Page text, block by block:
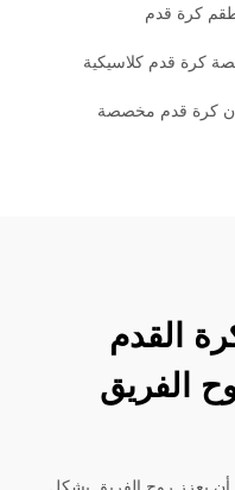
كرة قدم
كرة قدم كلاسيكية
كرة قدم مخصصة
القدم
الفريق